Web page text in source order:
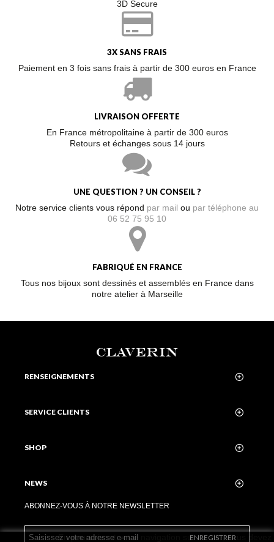
3D Secure
3X SANS FRAIS
Paiement en 3 fois sans frais à partir de 300 euros en France
LIVRAISON OFFERTE
En France métropolitaine à partir de 300 euros
Retours et échanges sous 14 jours
UNE QUESTION ? UN CONSEIL ?
Notre service clients vous répond par mail ou par téléphone au
06 52 75 95 10
FABRIQUÉ EN FRANCE
Tous nos bijoux sont dessinés et assemblés en France dans
notre atelier à Marseille
CLAVERIN
RENSEIGNEMENTS
SERVICE CLIENTS
SHOP
NEWS
ABONNEZ-VOUS À NOTRE NEWSLETTER
ENREGISTRER
En poursuivant votre navigation sur ce site, vous devez